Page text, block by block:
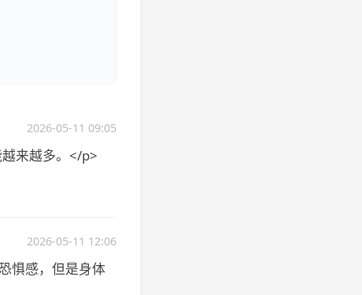
2026-05-11 09:05
来越多。</p>
2026-05-11 12:06
惧感，但是身体